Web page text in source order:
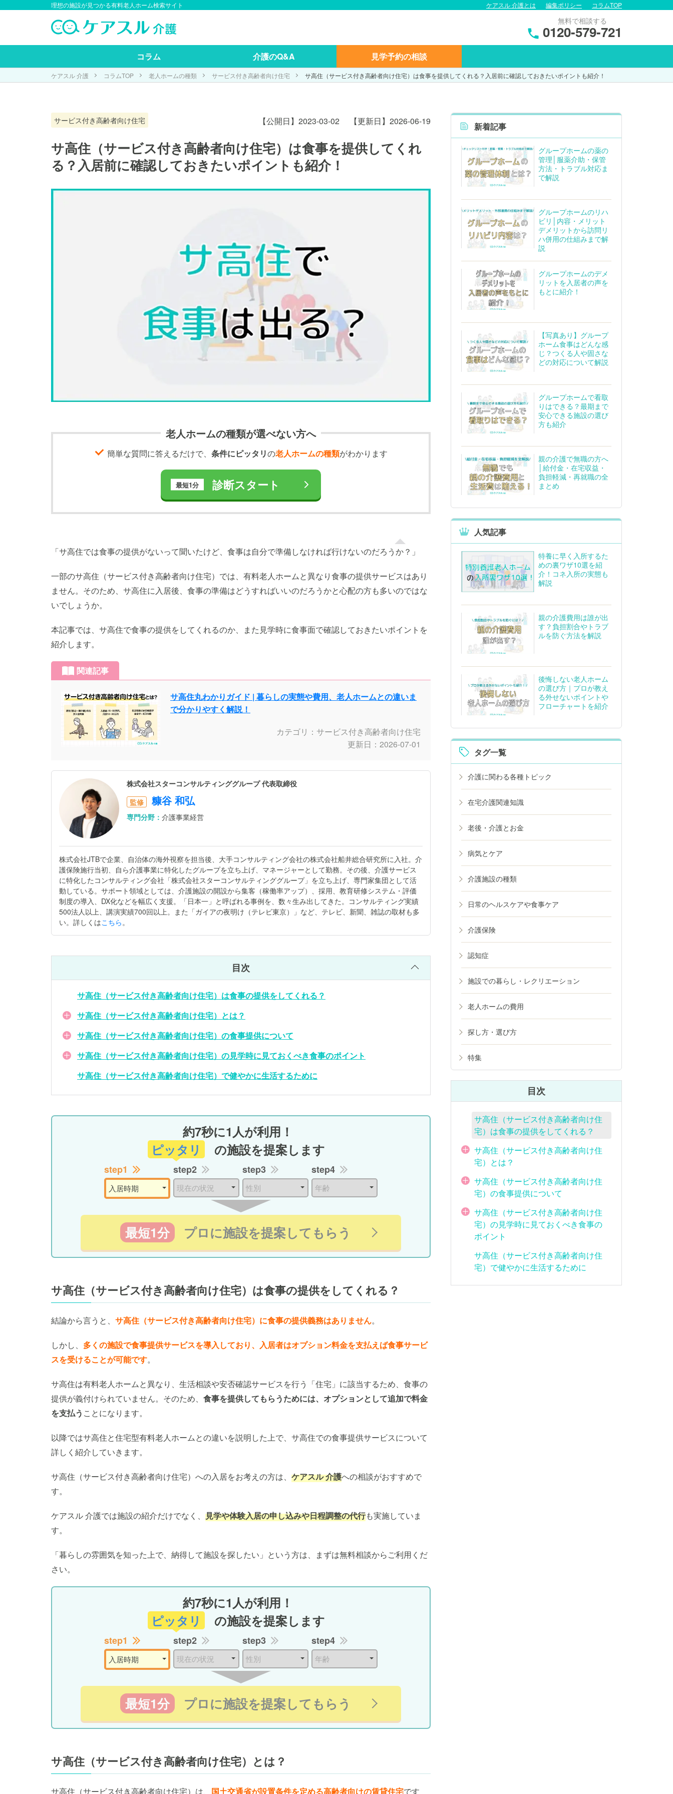
理想の施設が見つかる有料老人ホーム検索サイト ケアスル 介護とは 編集ポリシー コラムTOP
無料で相談する
0120-579-721
コラム 介護のQ&A 見学予約の相談
ケアスル 介護 コラムTOP 老人ホームの種類 サービス付き高齢者向け住宅 サ高住（サービス付き高齢者向け住宅）は食事を提供してくれる？入居前に確認しておきたいポイントも紹介！
サービス付き高齢者向け住宅 【公開日】2023-03-02 【更新日】2026-06-19
サ高住（サービス付き高齢者向け住宅）は食事を提供してくれ
る？入居前に確認しておきたいポイントも紹介！
老人ホームの種類が選べない方へ
簡単な質問に答えるだけで、 条件にピッタリの老人ホームの種類がわかります
最短1分 診断スタート
「サ高住では食事の提供がないって聞いたけど、食事は自分で準備しなければ行けないのだろうか？」
一部のサ高住（サービス付き高齢者向け住宅）では、有料老人ホームと異なり食事の提供サービスはあり
ません。そのため、サ高住に入居後、食事の準備はどうすればいいのだろうかと心配の方も多いのではな
いでしょうか。
本記事では、サ高住で食事の提供をしてくれるのか、また見学時に食事面で確認しておきたいポイントを
紹介します。
関連記事
サ高住丸わかりガイド | 暮らしの実態や費用、老人ホームとの違いま
で分かりやすく解説！
カテゴリ：サービス付き高齢者向け住宅
更新日：2026-07-01
株式会社スターコンサルティンググループ 代表取締役
監修
糠谷 和弘
専門分野： 介護事業経営
株式会社JTBで企業、自治体の海外視察を担当後、大手コンサルティング会社の株式会社船井総合研究所に入社。介
護保険施行当初、自ら介護事業に特化したグループを立ち上げ、マネージャーとして勤務。その後、介護サービス
に特化したコンサルティング会社「株式会社スターコンサルティンググループ」を立ち上げ、専門家集団として活
動している。サポート領域としては、介護施設の開設から集客（稼働率アップ）、採用、教育研修システム・評価
制度の導入、DX化などを幅広く支援。「日本一」と呼ばれる事例を、数々生み出してきた。コンサルティング実績
500法人以上、講演実績700回以上。また「ガイアの夜明け（テレビ東京）」など、テレビ、新聞、雑誌の取材も多
い。詳しくはこちら。
目次
サ高住（サービス付き高齢者向け住宅）は食事の提供をしてくれる？
サ高住（サービス付き高齢者向け住宅）とは？
サ高住（サービス付き高齢者向け住宅）の食事提供について
サ高住（サービス付き高齢者向け住宅）の見学時に見ておくべき食事のポイント
サ高住（サービス付き高齢者向け住宅）で健やかに生活するために
約7秒に1人が利用！
ピッタリ
の施設を提案します
step1 step2 step3 step4
最短1分 プロに施設を提案してもらう
サ高住（サービス付き高齢者向け住宅）は食事の提供をしてくれる？
結論から言うと、 サ高住（サービス付き高齢者向け住宅）に食事の提供義務はありません。
しかし、 多くの施設で食事提供サービスを導入しており、入居者はオプション料金を支払えば食事サービ
スを受けることが可能です。
サ高住は有料老人ホームと異なり、生活相談や安否確認サービスを行う「住宅」に該当するため、食事の
提供が義付けられていません。そのため、 食事を提供してもらうためには、オプションとして追加で料金
を支払う ことになります。
以降ではサ高住と住宅型有料老人ホームとの違いを説明した上で、サ高住での食事提供サービスについて
詳しく紹介していきます。
サ高住（サービス付き高齢者向け住宅）への入居をお考えの方は、 ケアスル 介護への相談がおすすめで
す。
ケアスル 介護では施設の紹介だけでなく、 見学や体験入居の申し込みや日程調整の代行も実施していま
す。
「暮らしの雰囲気を知った上で、納得して施設を探したい」という方は、まずは無料相談からご利用くだ
さい。
約7秒に1人が利用！
ピッタリ
の施設を提案します
step1 step2 step3 step4
最短1分 プロに施設を提案してもらう
サ高住（サービス付き高齢者向け住宅）とは？
サ高住（サービス付き高齢者向け住宅）は、 国土交通省が設置条件を定める高齢者向けの賃貸住宅です
新着記事
グループホームの薬の
管理│服薬介助・保管
方法・トラブル対応ま
で解説
グループホームのリハ
ビリ│内容・メリット
デメリットから訪問リ
ハ併用の仕組みまで解
説
グループホームのデメ
リットを入居者の声を
もとに紹介！
【写真あり】グループ
ホーム食事はどんな感
じ？つくる人や固さな
どの対応について解説
グループホームで看取
りはできる？最期まで
安心できる施設の選び
方も紹介
親の介護で無職の方へ
│給付金・在宅収益・
負担軽減・再就職の全
まとめ
人気記事
特養に早く入所するた
めの裏ワザ10選を紹
介！コネ入所の実態も
解説
親の介護費用は誰が出
す？負担割合やトラブ
ルを防ぐ方法を解説
後悔しない老人ホーム
の選び方｜プロが教え
る外せないポイントや
フローチャートを紹介
タグ一覧
介護に関わる各種トピック
在宅介護関連知識
老後・介護とお金
病気とケア
介護施設の種類
日常のヘルスケアや食事ケア
介護保険
認知症
施設での暮らし・レクリエーション
老人ホームの費用
探し方・選び方
特集
目次
サ高住（サービス付き高齢者向け住
宅）は食事の提供をしてくれる？
サ高住（サービス付き高齢者向け住
宅）とは？
サ高住（サービス付き高齢者向け住
宅）の食事提供について
サ高住（サービス付き高齢者向け住
宅）の見学時に見ておくべき食事の
ポイント
サ高住（サービス付き高齢者向け住
宅）で健やかに生活するために